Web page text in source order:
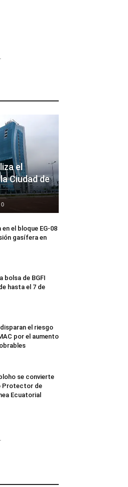
el
Ciudad de
0
en el bloque EG-08
gasífera en
bolsa de BGFI
hasta el 7 de
el riesgo
por el aumento
se convierte
Protector de
Ecuatorial